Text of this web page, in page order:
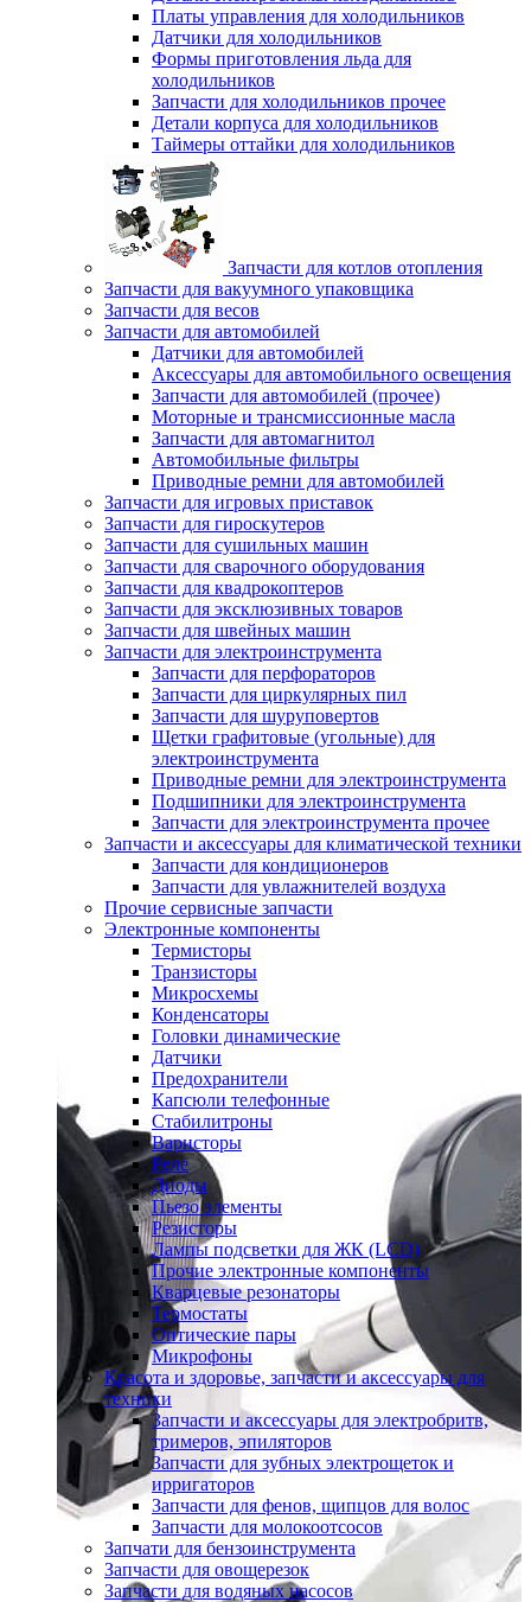
Платы управления для холодильников
Датчики для холодильников
Формы приготовления льда для
холодильников
Запчасти для холодильников прочее
Детали корпуса для холодильников
Таймеры оттайки для холодильников
Запчасти для котлов отопления
Запчасти для вакуумного упаковщика
Запчасти для весов
Запчасти для автомобилей
Датчики для автомобилей
Аксессуары для автомобильного освещения
Запчасти для автомобилей (прочее)
Моторные и трансмиссионные масла
Запчасти для автомагнитол
Автомобильные фильтры
Приводные ремни для автомобилей
Запчасти для игровых приставок
Запчасти для гироскутеров
Запчасти для сушильных машин
Запчасти для сварочного оборудования
Запчасти для квадрокоптеров
Запчасти для эксклюзивных товаров
Запчасти для швейных машин
Запчасти для электроинструмента
Запчасти для перфораторов
Запчасти для циркулярных пил
Запчасти для шуруповертов
Щетки графитовые (угольные) для
электроинструмента
Приводные ремни для электроинструмента
Подшипники для электроинструмента
Запчасти для электроинструмента прочее
Запчасти и аксессуары для климатической техники
Запчасти для кондиционеров
Запчасти для увлажнителей воздуха
Прочие сервисные запчасти
Электронные компоненты
Термисторы
Транзисторы
Микросхемы
Конденсаторы
Головки динамические
Датчики
Предохранители
Капсюли телефонные
Стабилитроны
Варисторы
Реле
Диоды
Пьезо элементы
Резисторы
Лампы подсветки для ЖК (LCD)
Прочие электронные компоненты
Кварцевые резонаторы
Термостаты
Оптические пары
Микрофоны
Красота и здоровье, запчасти и аксессуары для
техники
Запчасти и аксессуары для электробритв,
тримеров, эпиляторов
Запчасти для зубных электрощеток и
ирригаторов
Запчасти для фенов, щипцов для волос
Запчасти для молокоотсосов
Запчати для бензоинструмента
Запчасти для овощерезок
Запчасти для водяных насосов